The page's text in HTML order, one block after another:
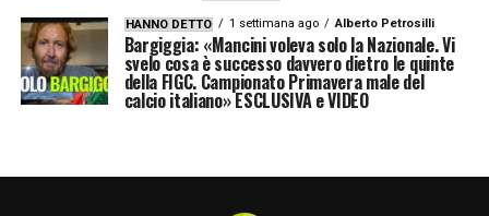
vedremo al volante di un bolide o
protagonista di spettacolari scene d’azione.
In ogni caso, lo spettacolo è assicurato.
HANNO DETTO 1 settimana ago Alberto Petrosilli
Bargiggia: «Mancini voleva solo la Nazionale. Vi
svelo cosa è successo davvero dietro le quinte
della FIGC. Campionato Primavera male del
calcio italiano» ESCLUSIVA e VIDEO